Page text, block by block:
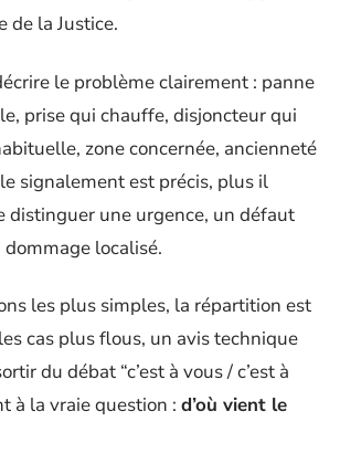
de la Justice.
le problème clairement : panne
prise qui chauffe, disjoncteur qui
zone concernée, ancienneté
signalement est précis, plus il
distinguer une urgence, un défaut
localisé.
les plus simples, la répartition est
cas plus flous, un avis technique
du débat “c’est à vous / c’est à
à la vraie question : d’où vient le